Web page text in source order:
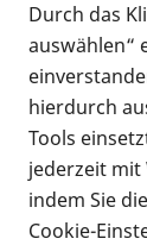
Durch das
auswählen“
hierdurch
Tools
jederzeit
indem Sie
Cookie-